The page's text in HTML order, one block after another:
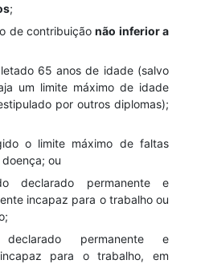
;
de contribuiçãonão inferior a
65 anos de idade (salvo
um limite máximo de idade
por outros diplomas);
o limite máximo de faltas
ou
declarado permanente e
incapaz para o trabalho ou
permanente e
para o trabalho, em